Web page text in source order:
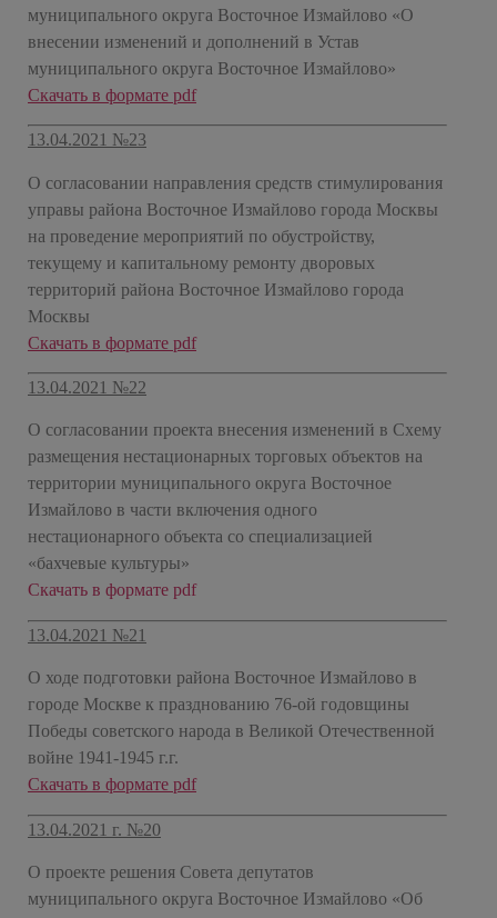
муниципального округа Восточное Измайлово «О
внесении изменений и дополнений в Устав
муниципального округа Восточное Измайлово»
Скачать в формате pdf
13.04.2021 №23
О согласовании направления средств стимулирования
управы района Восточное Измайлово города Москвы
на проведение мероприятий по обустройству,
текущему и капитальному ремонту дворовых
территорий района Восточное Измайлово города
Москвы
Скачать в формате pdf
13.04.2021 №22
О согласовании проекта внесения изменений в Схему
размещения нестационарных торговых объектов на
территории муниципального округа Восточное
Измайлово в части включения одного
нестационарного объекта со специализацией
«бахчевые культуры»
Скачать в формате pdf
13.04.2021 №21
О ходе подготовки района Восточное Измайлово в
городе Москве к празднованию 76-ой годовщины
Победы советского народа в Великой Отечественной
войне 1941-1945 г.г.
Скачать в формате pdf
13.04.2021 г. №20
О проекте решения Совета депутатов
муниципального округа Восточное Измайлово «Об